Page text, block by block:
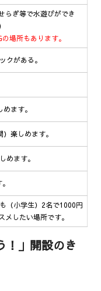
らぎ等で水遊びができ
場所もあります。
クがある。
ます。
楽しめます。
めます。
（小学生）2名で1000円
メしたい場所です。
！」開設のき